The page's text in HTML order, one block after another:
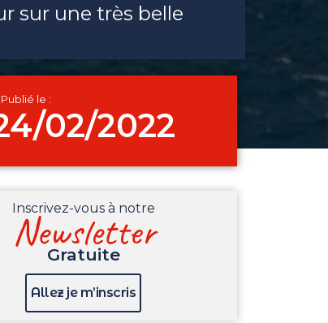
sur une très belle
Publié le :
02/2022
Inscrivez-vous à notre
Newsletter
Gratuite
Allez je m’inscris